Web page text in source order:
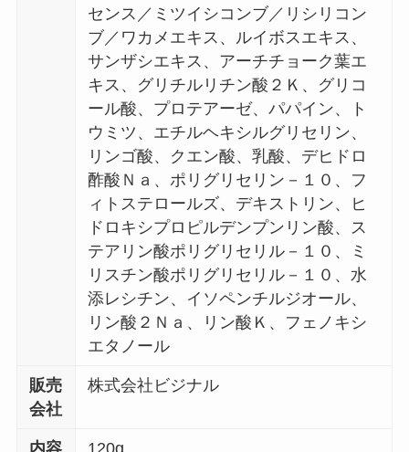
センス／ミツイシコンブ／リシリコン
ブ／ワカメエキス、ルイボスエキス、
サンザシエキス、アーチチョーク葉エ
キス、グリチルリチン酸２Ｋ、グリコ
ール酸、プロテアーゼ、パパイン、ト
ウミツ、エチルヘキシルグリセリン、
リンゴ酸、クエン酸、乳酸、デヒドロ
酢酸Ｎａ、ポリグリセリン－１０、フ
ィトステロールズ、デキストリン、ヒ
ドロキシプロピルデンプンリン酸、ス
テアリン酸ポリグリセリル－１０、ミ
リスチン酸ポリグリセリル－１０、水
添レシチン、イソペンチルジオール、
リン酸２Ｎａ、リン酸Ｋ、フェノキシ
エタノール
販売
会社
株式会社ビジナル
内容
120g